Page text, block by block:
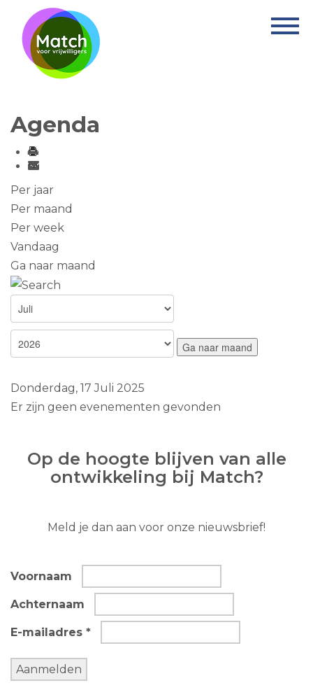
Home
Activiteiten
Informatie
Agenda
Per jaar
Per maand
Per week
Vandaag
Ga naar maand
Ga naar maand
Donderdag, 17 Juli 2025
Er zijn geen evenementen gevonden
Op de hoogte blijven van alle
ontwikkeling bij Match?
Meld je dan aan voor onze nieuwsbrief!
Voornaam
Achternaam
E-mailadres *